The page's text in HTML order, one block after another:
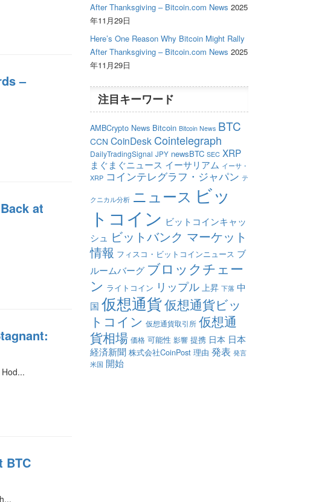
–
at
BTC
After Thanksgiving – Bitcoin.com News 2025
年11月29日
Here’s One Reason Why Bitcoin Might Rally
After Thanksgiving – Bitcoin.com News 2025
年11月29日
注目キーワード
AMBCrypto News Bitcoin Bitcoin News BTC
CCN CoinDesk Cointelegraph
DailyTradingSignal JPY newsBTC SEC XRP
まぐまぐニュース イーサリアム イーサ・
XRP コインテレグラフ・ジャパン テ
クニカル分析 ニュース ビッ
トコイン ビットコインキャッ
シュ ビットバンク マーケット
情報 フィスコ・ビットコインニュース ブ
ルームバーグ ブロックチェー
ン ライトコイン リップル 上昇 下落 中
国 仮想通貨仮想通貨ビッ
トコイン 仮想通貨取引所 仮想通
貨相場 価格 可能性 影響 提携 日本 日本
経済新聞 株式会社CoinPost 理由 発表 発言
米国 開始